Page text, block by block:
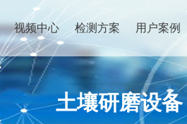
视频中心 检测方案 用户案例
土壤研磨设备